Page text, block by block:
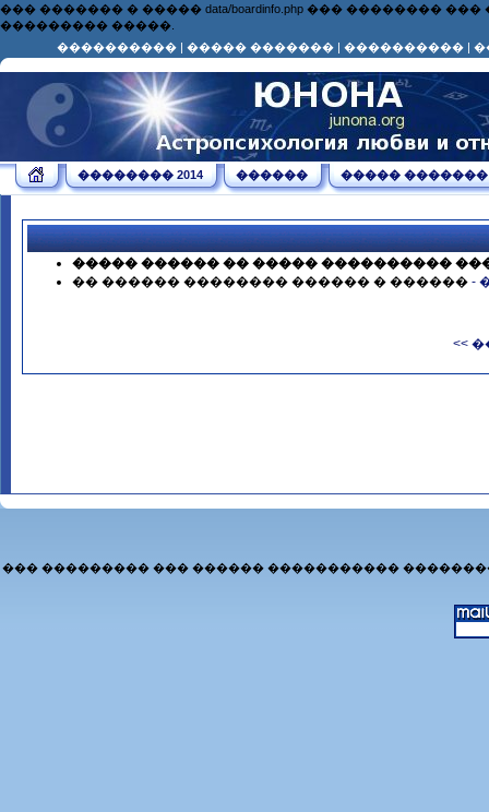
��� ������� � ����� data/boardinfo.php ���
��������� �����.
���������� | ����� ������� | ���������� |
�������� 2014 ������ ����� �������
����� ������ �� ����� ����������
�� ������ �������� ������ � ������ -
<<
��� ��������� ��� ������ �����������